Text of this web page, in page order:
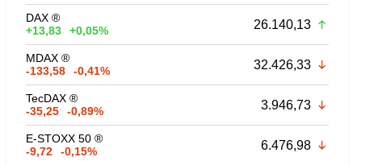
DAX ®
+13,83
+0,05% 26.140,13
MDAX ®
-133,58
-0,41% 32.426,33
TecDAX ®
-35,25
-0,89% 3.946,73
E-STOXX 50 ®
-9,72
-0,15% 6.476,98